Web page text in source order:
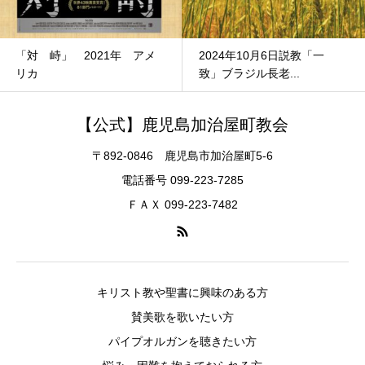
「対 峙」 2021年 アメ
リカ
2024年10月6日説教「一
致」ブラジル長老...
【公式】鹿児島加治屋町教会
〒892-0846 鹿児島市加治屋町5-6
電話番号 099-223-7285
ＦＡＸ 099-223-7482
キリスト教や聖書に興味のある方
賛美歌を歌いたい方
パイプオルガンを聴きたい方